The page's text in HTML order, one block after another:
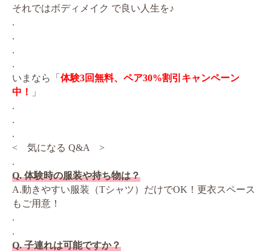
それではボディメイク で良い人生を♪
.
.
.
.
いまなら「 体験3回無料、ペア30%割引キャンペーン
中！
」
.
.
.
< 気になる Q&A >
.
Q. 体験時の服装や持ち物は？
A.動きやすい服装（Tシャツ）だけでOK！更衣スペース
もご用意！
.
.
Q. 子連れは可能ですか？